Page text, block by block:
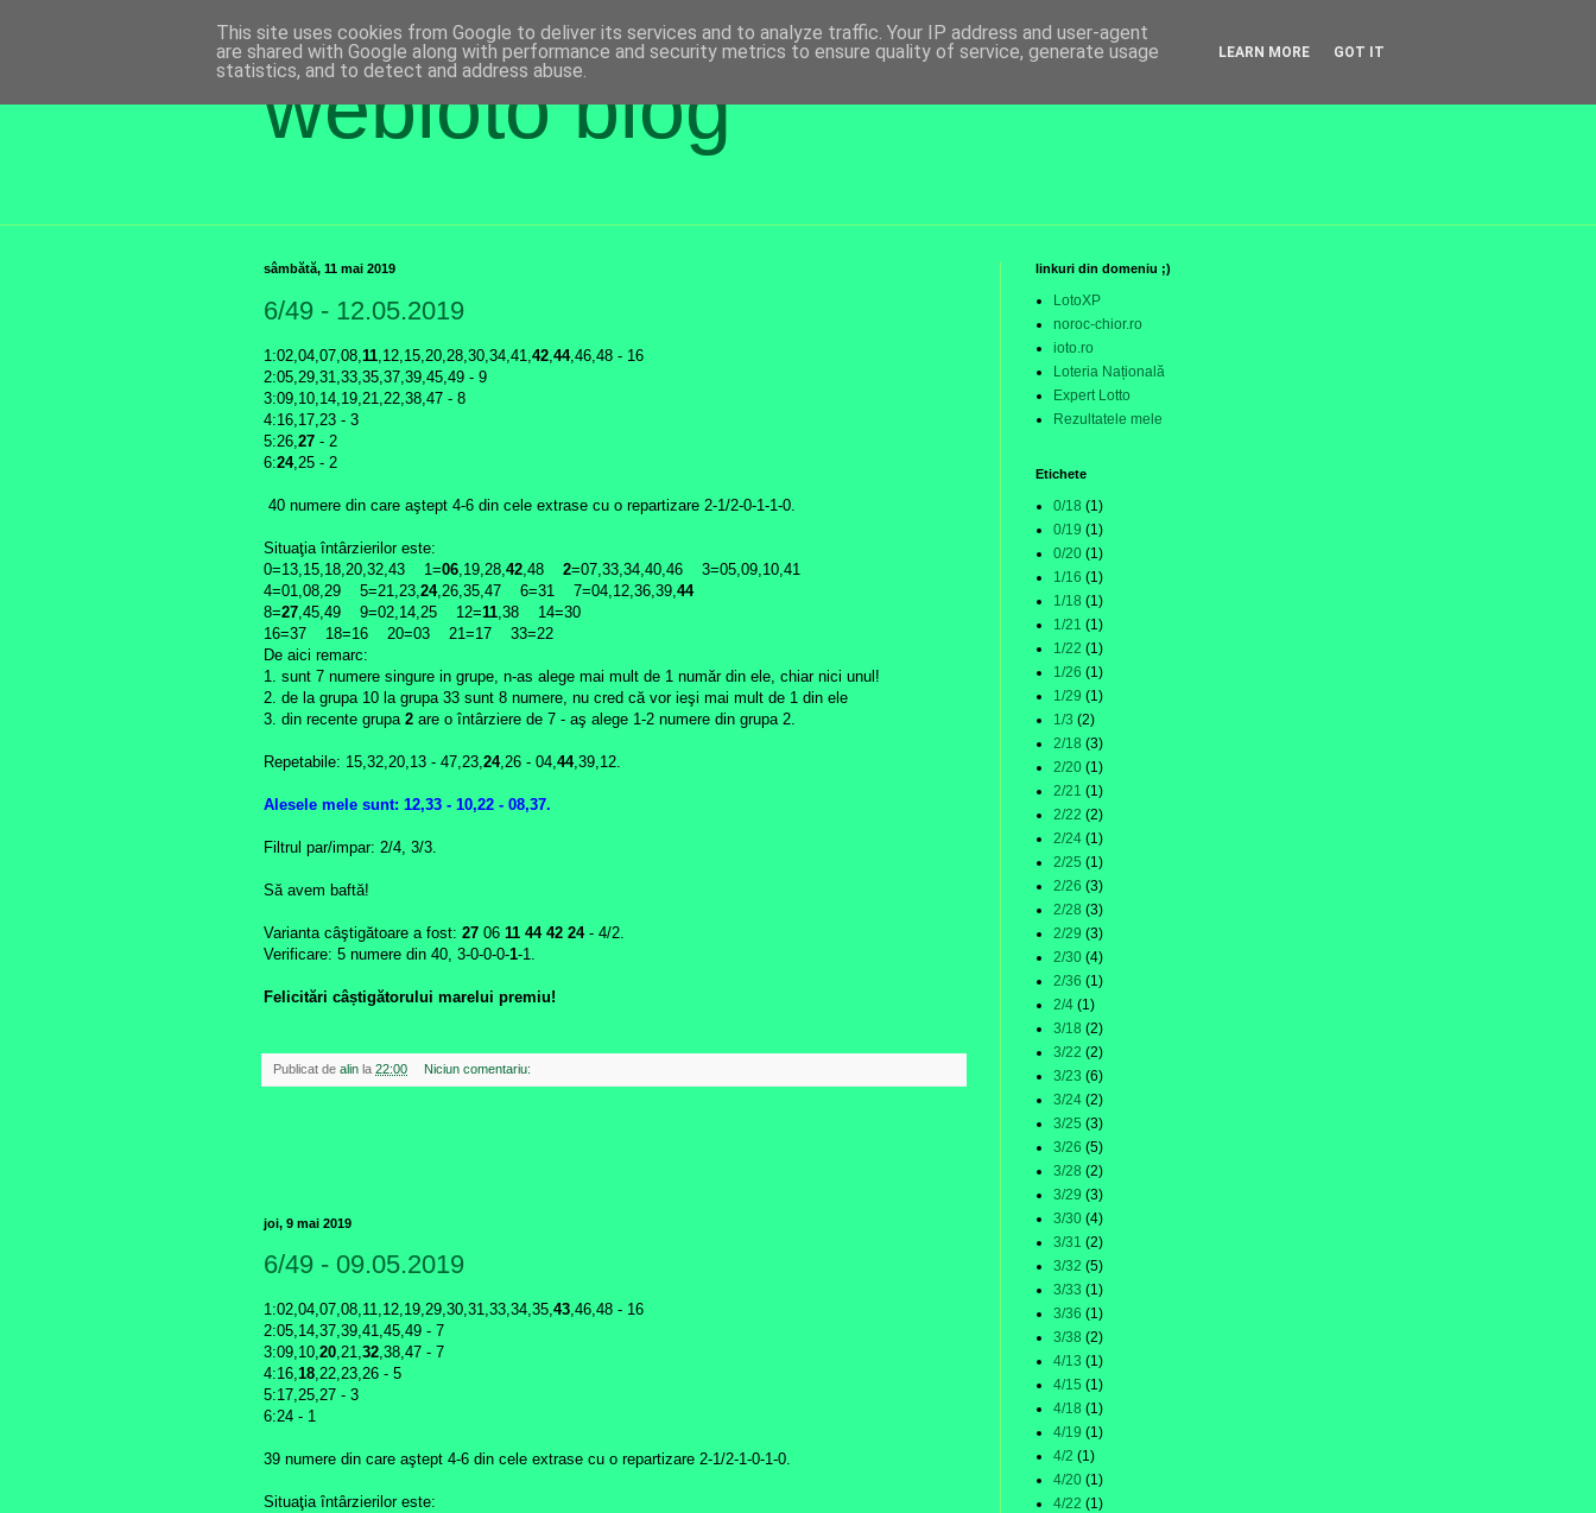
webloto blog
sâmbătă, 11 mai 2019
6/49 - 12.05.2019
1:02,04,07,08, 11 ,12,15,20,28,30,34,41, 42 44,46,48 - 16
2:05,29,31,33,35,37,39,45,49 - 9
3:09,10,14,19,21,22,38,47 - 8
4:16,17,23 - 3
5:26, 27 - 2
6:24,25 - 2
40 numere din care aştept 4-6 din cele extrase cu o repartizare 2-1/2-0-1-1-0.
Situaţia întârzierilor este:
0=13,15,18,20,32,43 1=06 ,19,28, 42 ,48 2=07,33,34,40,46 3=05,09,10,41
4=01,08,29 5=21,23, 24,26,35,47 6=31 7=04,12,36,39, 44
8=27 ,45,49 9=02,14,25 12=11 ,38 14=30
16=37 18=16 20=03 21=17 33=22
De aici remarc:
1. sunt 7 numere singure in grupe, n-as alege mai mult de 1 număr din ele, chiar nici unul!
2. de la grupa 10 la grupa 33 sunt 8 numere, nu cred că vor ieşi mai mult de 1 din ele
3. din recente grupa 2 are o întârziere de 7 - aş alege 1-2 numere din grupa 2.
Repetabile: 15,32,20,13 - 47,23, 24,26 - 04, 44,39,12.
Alesele mele sunt: 12,33 - 10,22 - 08,37.
Filtrul par/impar: 2/4, 3/3.
Să avem baftă!
Varianta câştigătoare a fost: 27 06 11 44 42 24- 4/2.
Verificare: 5 numere din 40, 3-0-0-0-1-1.
Felicitări câștigătorului marelui premiu!
Publicat de alin la 22:00 Niciun comentariu:
joi, 9 mai 2019
6/49 - 09.05.2019
1:02,04,07,08,11,12,19,29,30,31,33,34,35,43,46,48 - 16
2:05,14,37,39,41,45,49 - 7
3:09,10,20,21,32,38,47 - 7
4:16,18,22,23,26 - 5
5:17,25,27 - 3
6:24 - 1
39 numere din care aştept 4-6 din cele extrase cu o repartizare 2-1/2-1-0-1-0.
Situaţia întârzierilor este:
linkuri din domeniu ;)
LotoXP
noroc-chior.ro
ioto.ro
Loteria Națională
Expert Lotto
Rezultatele mele
Etichete
0/18 (1)
0/19 (1)
0/20 (1)
1/16 (1)
1/18 (1)
1/21 (1)
1/22 (1)
1/26 (1)
1/29 (1)
1/3 (2)
2/18 (3)
2/20 (1)
2/21 (1)
2/22 (2)
2/24 (1)
2/25 (1)
2/26 (3)
2/28 (3)
2/29 (3)
2/30 (4)
2/36 (1)
2/4 (1)
3/18 (2)
3/22 (2)
3/23 (6)
3/24 (2)
3/25 (3)
3/26 (5)
3/28 (2)
3/29 (3)
3/30 (4)
3/31 (2)
3/32 (5)
3/33 (1)
3/36 (1)
3/38 (2)
4/13 (1)
4/15 (1)
4/18 (1)
4/19 (1)
4/2 (1)
4/20 (1)
4/22 (1)
This site uses cookies from Google to deliver its services and to analyze traffic. Your IP address and user-agent
are shared with Google along with performance and security metrics to ensure quality of service, generate usage
statistics, and to detect and address abuse.
LEARN MORE GOT IT